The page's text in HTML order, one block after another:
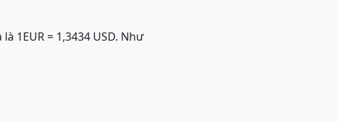
1EUR = 1,3434 USD. Như